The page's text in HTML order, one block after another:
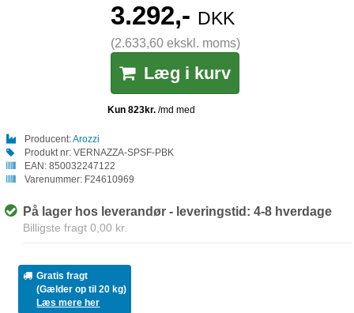
3.292,- DKK
(2.633,60 ekskl. moms)
Læg i kurv
Producent:Arozzi
Produkt nr: VERNAZZA-SPSF-PBK
EAN: 850032247122
Varenummer: F24610969
På lager hos leverandør - leveringstid: 4-8 hverdage
Billigste fragt 0,00 kr.
Gratis fragt
(Gælder op til 20 kg)
Læs mere her